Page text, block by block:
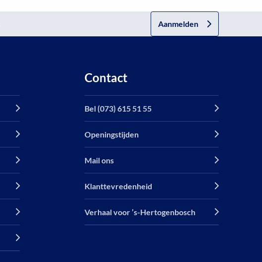
Aanmelden
Contact
Bel (073) 615 51 55
Openingstijden
Mail ons
Klanttevredenheid
Verhaal voor ’s-Hertogenbosch